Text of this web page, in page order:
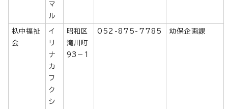
マ
ル
杁中福祉
会
イ
リ
ナ
カ
フ
ク
シ
昭和区
滝川町
93－1
052-875-7785 幼保企画課